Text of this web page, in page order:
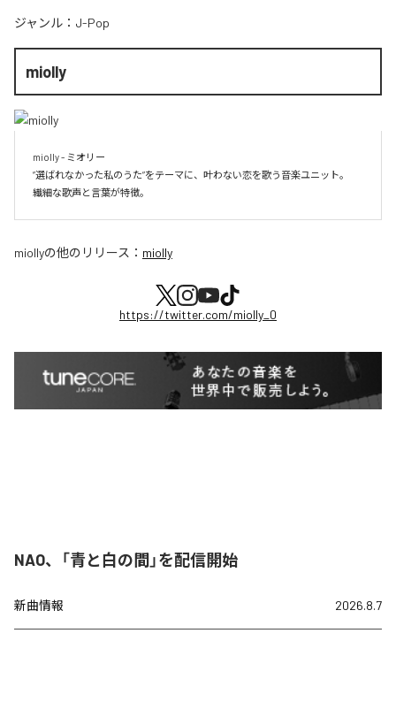
ジャンル： J-Pop
miolly
miolly - ミオリー
”選ばれなかった私のうた”をテーマに、叶わない恋を歌う音楽ユニット。
miollyの他のリリース： miolly
https://twitter.com/miolly_0
NAO、「青と白の間」を配信開始
新曲情報 2026.8.7